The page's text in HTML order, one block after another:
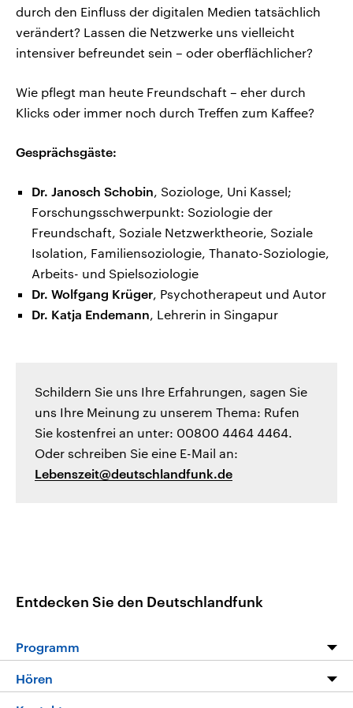
durch den Einfluss der digitalen Medien tatsächlich
verändert? Lassen die Netzwerke uns vielleicht
intensiver befreundet sein – oder oberflächlicher?
Wie pflegt man heute Freundschaft – eher durch
Klicks oder immer noch durch Treffen zum Kaffee?
Gesprächsgäste:
Dr. Janosch Schobin, Soziologe, Uni Kassel;
Forschungsschwerpunkt: Soziologie der
Freundschaft, Soziale Netzwerktheorie, Soziale
Isolation, Familiensoziologie, Thanato-Soziologie,
Arbeits- und Spielsoziologie
Dr. Wolfgang Krüger, Psychotherapeut und Autor
Dr. Katja Endemann, Lehrerin in Singapur
Schildern Sie uns Ihre Erfahrungen, sagen Sie
uns Ihre Meinung zu unserem Thema: Rufen
Sie kostenfrei an unter: 00800 4464 4464.
Oder schreiben Sie eine E-Mail an:
Lebenszeit@deutschlandfunk.de
Entdecken Sie den Deutschlandfunk
Programm
Programm
Hören